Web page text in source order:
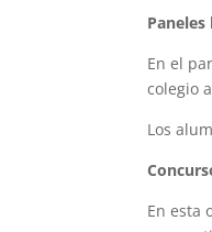
Paneles
En el
colegio
Los
En esta